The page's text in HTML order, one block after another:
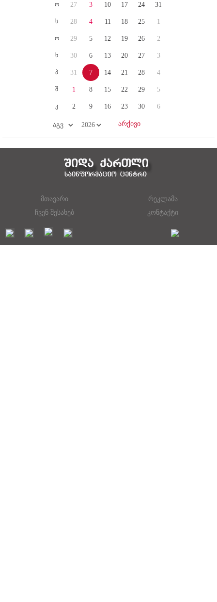
ო
ს
ო
ხ
პ
შ
კ
27
28
29
30
31
1
2
3
4
5
6
7
8
9
10
11
12
13
14
15
16
17
18
19
20
21
22
23
24
25
26
27
28
29
30
31
1
2
3
4
5
6
მთავარი
რეკლამა
ჩვენ შესახებ
კონტაქტი